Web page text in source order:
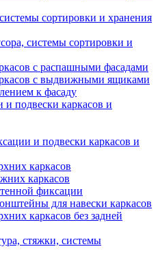
сортировки и хранения
системы сортировки и
с распашными фасадами
с выдвижными ящиками
к фасаду
подвески каркасов и
и подвески каркасов и
каркасов
каркасов
фиксации
для навески каркасов
каркасов без задней
стяжки, системы